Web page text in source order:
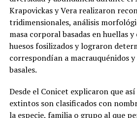
Krapovickas y Vera realizaron
tridimensionales, análisis
masa corporal basadas en huellas
huesos fosilizados y lograron
correspondían a macrauquénidos
basales.
Desde el Conicet explicaron que
extintos son clasificados con
la especie, familia o grupo al que